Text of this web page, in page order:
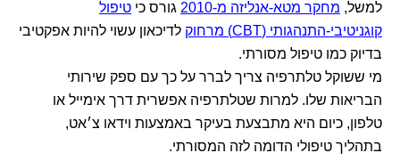
למשל, מחקר מטא-אנליזה מ-2010 גורס כי טיפול
קוגניטיבי-התנהגותי (CBT) מרחוק
לדיכאון עשוי להיות אפקטיבי
בדיוק כמו טיפול מסורתי.
מי ששוקל טלתרפיה צריך לברר על כך עם ספק שירותי
הבריאות שלו. למרות שטלתרפיה אפשרית דרך אימייל או
טלפון, כיום היא מתבצעת בעיקר באמצעות וידאו צ׳אט,
בתהליך טיפולי הדומה לזה המסורתי.